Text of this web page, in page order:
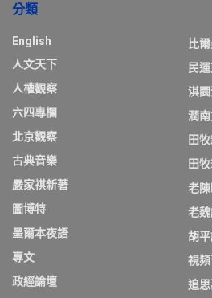
分類
English
人文天下
人權觀察
六四專欄
北京觀察
古典音樂
嚴家祺新著
圖博特
墨爾本夜語
專文
政經論壇
比
民
淇
潤
田
田
老
老
胡
視
追